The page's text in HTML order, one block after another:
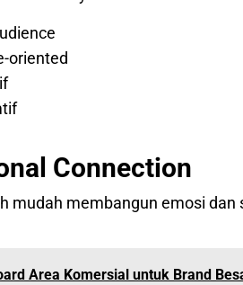
oriented
Connection
mudah membangun emosi dan
Area Komersial untuk Brand